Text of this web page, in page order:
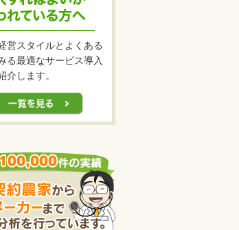
営スタイルとよくある
る最適なサービス導入
介します。